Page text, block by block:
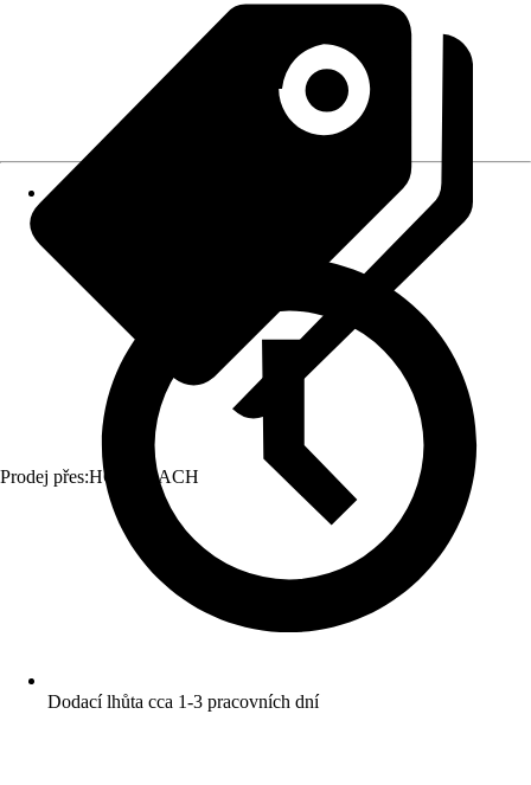
Prodej přes:HORNBACH
Dodací lhůta cca 1-3 pracovních dní